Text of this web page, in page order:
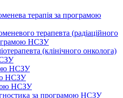
терапія за програмою
терапевта (радіаційного
НСЗУ
(клінічного онколога)
НСЗУ
НСЗУ
НСЗУ
за програмою НСЗУ